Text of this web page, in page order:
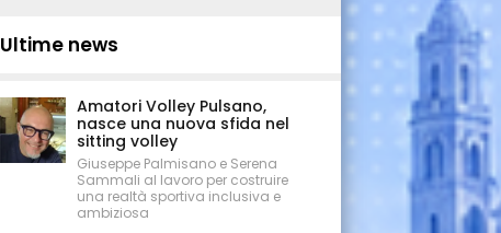
Ultime news
Amatori Volley Pulsano,
nasce una nuova sfida nel
sitting volley
Giuseppe Palmisano e Serena
Sammali al lavoro per costruire
una realtà sportiva inclusiva e
ambiziosa